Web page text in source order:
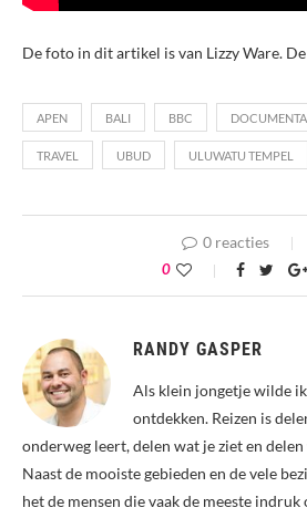
De foto in dit artikel is van Lizzy Ware.
APEN BALI BBC
TRAVEL UBUD ULUWATU TEMPEL
0 reacties
0
RANDY GASPER
Als klein jongetje wilde
ontdekken. Reizen is
onderweg leert, delen wat je ziet en
Naast de mooiste gebieden en de vele
het de mensen die vaak de meeste indruk